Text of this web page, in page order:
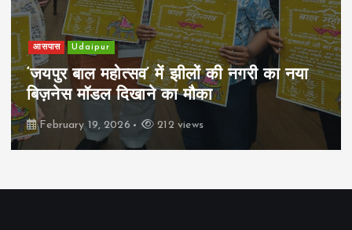
खेल Udaipur
पिम्स मेवाड़ कप 2026: क्रॉसवर्ड व आदित्यम
रियल स्टेट्स ने मुकाबले जीते
February 19, 2026 163 views